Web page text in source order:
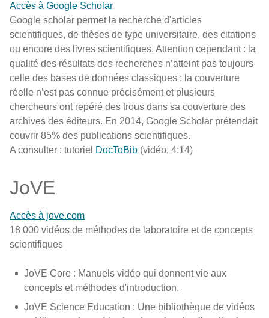
Accès à Google Scholar
Google scholar permet la recherche d'articles
scientifiques, de thèses de type universitaire, des citations
ou encore des livres scientifiques. Attention cependant : la
qualité des résultats des recherches n’atteint pas toujours
celle des bases de données classiques ; la couverture
réelle n’est pas connue précisément et plusieurs
chercheurs ont repéré des trous dans sa couverture des
archives des éditeurs. En 2014, Google Scholar prétendait
couvrir 85% des publications scientifiques.
A consulter : tutoriel DocToBib (vidéo, 4:14)
JoVE
Accès à jove.com
18 000 vidéos de méthodes de laboratoire et de concepts
scientifiques
JoVE Core : Manuels vidéo qui donnent vie aux
concepts et méthodes d'introduction.
JoVE Science Education : Une bibliothèque de vidéos